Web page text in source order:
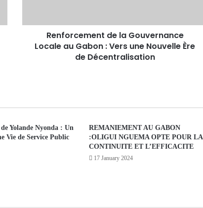
Renforcement de la Gouvernance
Locale au Gabon : Vers une Nouvelle Ère
de Décentralisation
Yolande Nyonda : Un
Vie de Service Public
REMANIEMENT AU GABON
:OLIGUI NGUEMA OPTE POUR LA
CONTINUITE ET L’EFFICACITE
17 January 2024